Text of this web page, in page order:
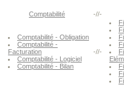
Comptabilité -//-
Comptabilité - Obligation
Comptabilité -
Facturation
Comptabilité - Logiciel
Comptabilité - Bilan
-//-